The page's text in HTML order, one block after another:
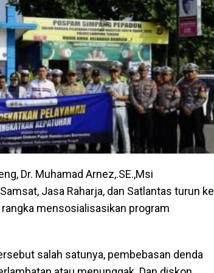
Dr. Muhamad Arnez,.SE.,Msi
Jasa Raharja, dan Satlantas turun ke
mensosialisasikan program
salah satunya, pembebasan denda